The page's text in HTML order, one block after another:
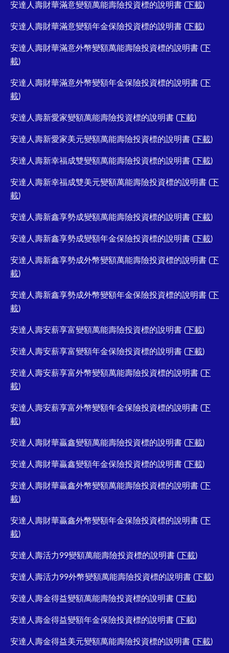
安達人壽財華滿意變額萬能壽險投資標的說明書 ( 下載)
安達人壽財華滿意變額年金保險投資標的說明書 ( 下載)
安達人壽財華滿意外幣變額萬能壽險投資標的說明書 ( 下
載)
安達人壽財華滿意外幣變額年金保險投資標的說明書 ( 下
載)
安達人壽新愛家變額萬能壽險投資標的說明書 ( 下載)
安達人壽新愛家美元變額萬能壽險投資標的說明書 ( 下載)
安達人壽新幸福成雙變額萬能壽險投資標的說明書 ( 下載)
安達人壽新幸福成雙美元變額萬能壽險投資標的說明書 ( 下
載)
安達人壽新鑫享勢成變額萬能壽險投資標的說明書 ( 下載)
安達人壽新鑫享勢成變額年金保險投資標的說明書 ( 下載)
安達人壽新鑫享勢成外幣變額萬能壽險投資標的說明書 ( 下
載)
安達人壽新鑫享勢成外幣變額年金保險投資標的說明書 ( 下
載)
安達人壽安薪享富變額萬能壽險投資標的說明書 ( 下載)
安達人壽安薪享富變額年金保險投資標的說明書 ( 下載)
安達人壽安薪享富外幣變額萬能壽險投資標的說明書 ( 下
載)
安達人壽安薪享富外幣變額年金保險投資標的說明書 ( 下
載)
安達人壽財華贏鑫變額萬能壽險投資標的說明書 ( 下載)
安達人壽財華贏鑫變額年金保險投資標的說明書 ( 下載)
安達人壽財華贏鑫外幣變額萬能壽險投資標的說明書 ( 下
載)
安達人壽財華贏鑫外幣變額年金保險投資標的說明書 ( 下
載)
安達人壽活力99變額萬能壽險投資標的說明書 ( 下載)
安達人壽活力99外幣變額萬能壽險投資標的說明書 ( 下載)
安達人壽金得益變額萬能壽險投資標的說明書 ( 下載)
安達人壽金得益變額年金保險投資標的說明書 ( 下載)
安達人壽金得益美元變額萬能壽險投資標的說明書 ( 下載)